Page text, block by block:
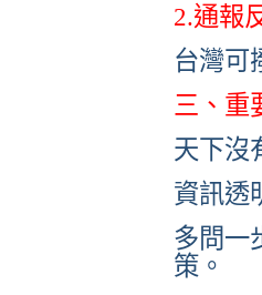
2.通報
台灣可
三、重
天下沒
資訊透
多問一
策。